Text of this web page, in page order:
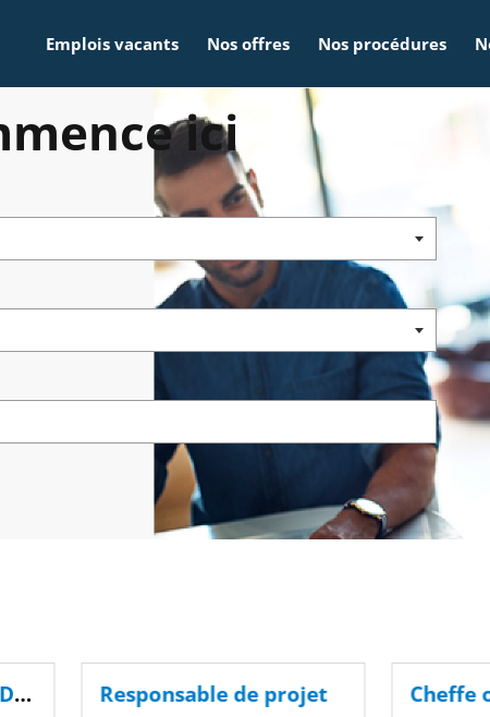
Emplois vacants Nos offres Nos procédures
ici
Cheffe ou Chef de la Division de la coopération anti-discrimination Responsable de projet